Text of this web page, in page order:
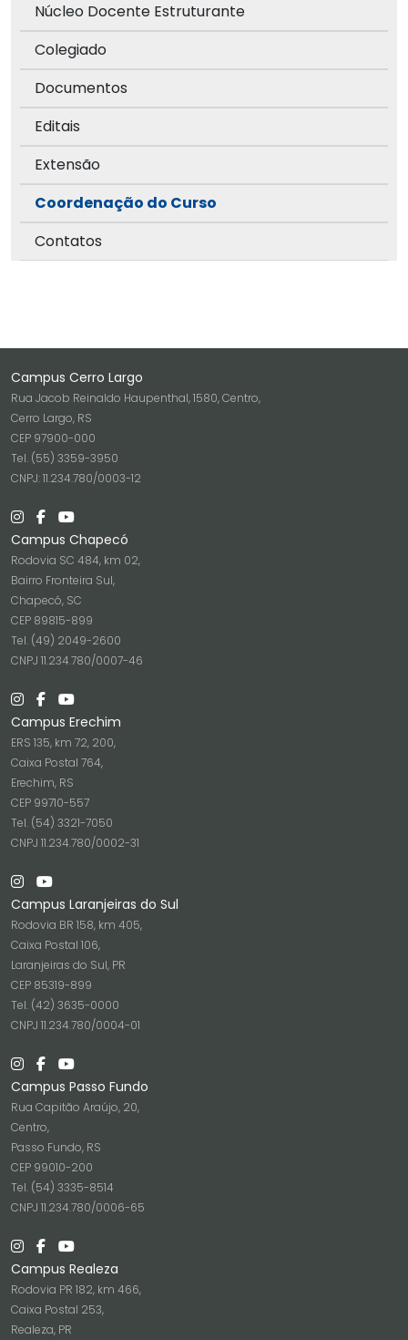
Núcleo Docente Estruturante
Colegiado
Documentos
Editais
Extensão
Coordenação do Curso
Contatos
Campus Cerro Largo
Rua Jacob Reinaldo Haupenthal, 1580, Centro,
Cerro Largo, RS
CEP 97900-000
Tel. (55) 3359-3950
CNPJ: 11.234.780/0003-12
Campus Chapecó
Rodovia SC 484, km 02,
Bairro Fronteira Sul,
Chapecó, SC
CEP 89815-899
Tel. (49) 2049-2600
CNPJ 11.234.780/0007-46
Campus Erechim
ERS 135, km 72, 200,
Caixa Postal 764,
Erechim, RS
CEP 99710-557
Tel. (54) 3321-7050
CNPJ 11.234.780/0002-31
Campus Laranjeiras do Sul
Rodovia BR 158, km 405,
Caixa Postal 106,
Laranjeiras do Sul, PR
CEP 85319-899
Tel. (42) 3635-0000
CNPJ 11.234.780/0004-01
Campus Passo Fundo
Rua Capitão Araújo, 20,
Centro,
Passo Fundo, RS
CEP 99010-200
Tel. (54) 3335-8514
CNPJ 11.234.780/0006-65
Campus Realeza
Rodovia PR 182, km 466,
Caixa Postal 253,
Realeza, PR